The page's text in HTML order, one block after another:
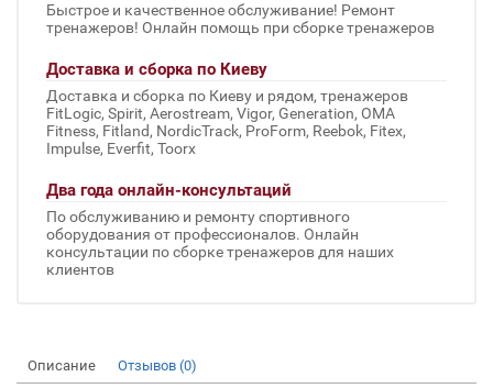
Быстрое и качественное обслуживание! Ремонт
тренажеров! Онлайн помощь при сборке тренажеров
Доставка и сборка по Киеву
Доставка и сборка по Киеву и рядом, тренажеров
FitLogic, Spirit, Aerostream, Vigor, Generation, OMA
Fitness, Fitland, NordicTrack, ProForm, Reebok, Fitex,
Impulse, Everfit, Toorx
Два года онлайн-консультаций
По обслуживанию и ремонту спортивного
оборудования от профессионалов. Онлайн
консультации по сборке тренажеров для наших
клиентов
Описание Отзывов (0)